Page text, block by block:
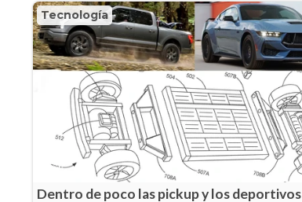
Tecnología
Dentro de poco las pickup y los deportivos